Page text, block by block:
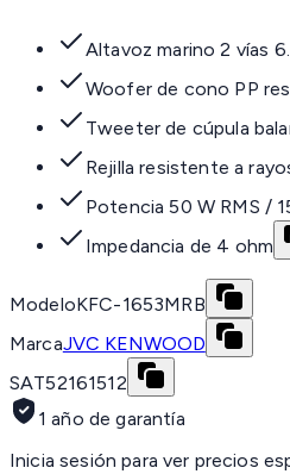
Altavoz marino 2 vías
Woofer de cono PP
Tweeter de cúpula
Rejilla resistente a
Potencia 50 W RMS /
Impedancia de 4 ohm
ModeloKFC-1653MRB
MarcaJVC KENWOOD
SAT52161512
1 año de garantía
Inicia sesión para ver precios